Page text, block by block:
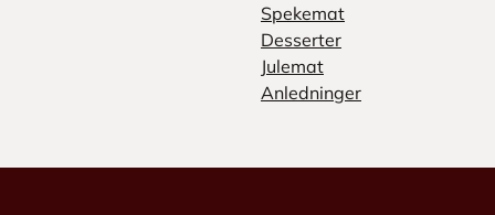
Spekemat
Desserter
Julemat
Anledninger